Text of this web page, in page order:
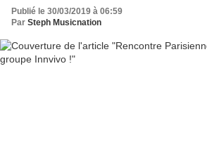
Publié le 30/03/2019 à 06:59
Par Steph Musicnation